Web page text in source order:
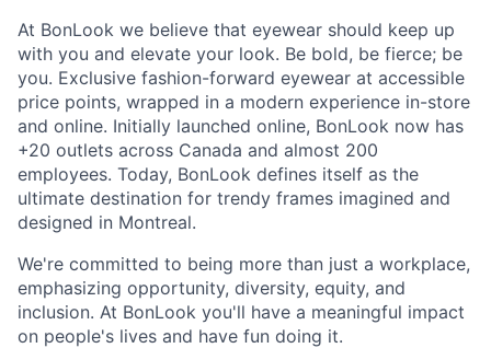
At BonLook we believe that eyewear should keep up
with you and elevate your look. Be bold, be fierce; be
you. Exclusive fashion-forward eyewear at accessible
price points, wrapped in a modern experience in-store
and online. Initially launched online, BonLook now has
+20 outlets across Canada and almost 200
employees. Today, BonLook defines itself as the
ultimate destination for trendy frames imagined and
designed in Montreal.
We're committed to being more than just a workplace,
emphasizing opportunity, diversity, equity, and
inclusion. At BonLook you'll have a meaningful impact
on people's lives and have fun doing it.